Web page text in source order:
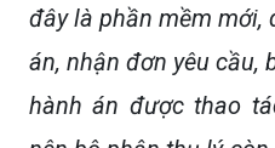
đây là phần mềm mới,
án, nhận đơn yêu cầu,
hành án được thao